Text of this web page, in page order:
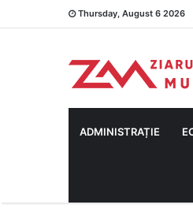
Thursday, August 6 2026
ADMINISTRAȚIE